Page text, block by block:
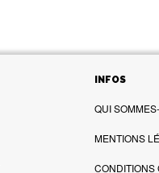
INFOS
QUI
MENTIONS
CONDITIONS